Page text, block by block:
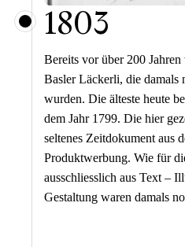
1803
Bereits vor über 200
Basler Läckerli, die damals
wurden. Die älteste heute
dem Jahr 1799. Die hier
seltenes Zeitdokument aus
Produktwerbung. Wie für
ausschliesslich aus Text –
Gestaltung waren damals